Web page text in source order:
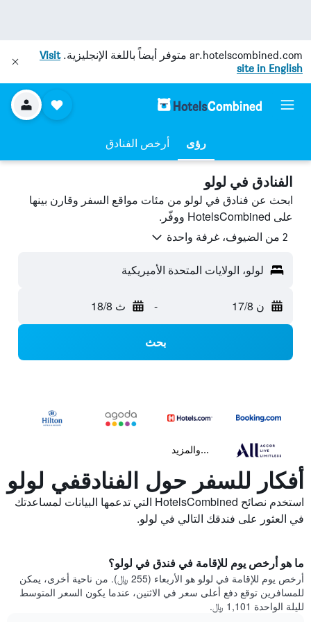
ar.hotelscombined.com متوفر أيضاً باللغة الإنجليزية.Visit
site in English
رؤى أرخص الفنادق
الفنادق في لولو
ابحث عن فنادق في لولو من مئات مواقع السفر وقارن بينها
على HotelsCombined ووفّر.
2 من الضيوف، غرفة واحدة
لولو، الولايات المتحدة الأميريكية
ن 17/8 - ث 18/8
بحث
...والمزيد
أفكار للسفر حول الفنادقفي لولو
استخدم نصائح HotelsCombined التي تدعمها البيانات لمساعدتك
في العثور على فندقك التالي في لولو.
ما هو أرخص يوم للإقامة في فندق في لولو؟
أرخص يوم للإقامة في لولو هو الأربعاء (255 ﷼). من ناحية أخرى، يمكن
للمسافرين توقع دفع أعلى سعر في الاثنين، عندما يكون السعر المتوسط
لليلة الواحدة 1,101 ﷼.